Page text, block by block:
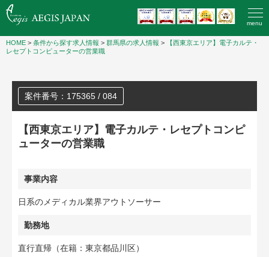
menu
HOME > 条件から探す求人情報 > 群馬県の求人情報 >
【西東京エリア】電子カルテ・
レセプトコンピューターの営業職
案件番号：175365 / 084
【西東京エリア】電子カルテ・レセプトコンピ
ューターの営業職
事業内容
日系のメディカル業界アウトソーサー
勤務地
直行直帰（在籍：東京都品川区）